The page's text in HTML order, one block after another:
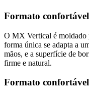
Formato
O MX Vertical é moldado
forma única se adapta a
mãos, e a superfície de
firme e natural.
Formato